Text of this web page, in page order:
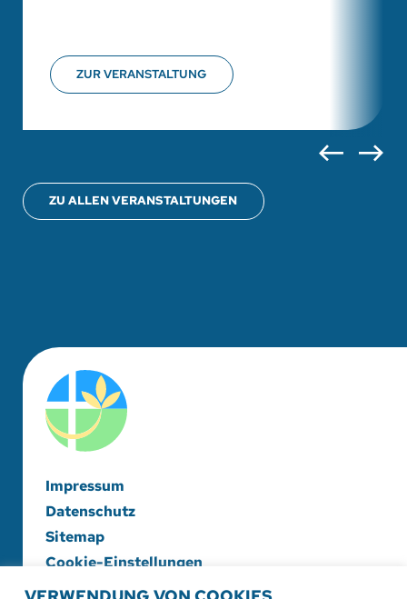
ZUR VERANSTALTUNG
ZU ALLEN VERANSTALTUNGEN
Impressum
Datenschutz
Sitemap
Cookie-Einstellungen